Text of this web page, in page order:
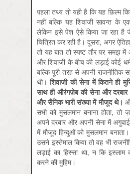
पहला तथ्य तो यही है कि यह फ़िल्म
नहीं बल्कि यह शिवाजी सावन्त के
लेकिन इसे पेश ऐसे किया जा रहा है
चित्रित कर रही है। दूसरा, अगर
तो यह बात तो स्पष्ट तौर पर समझ
और शिवाजी के बीच की लड़ाई कोई
बल्कि पूरी तरह से अपनी राजनीतिक
थी।शिवाजीकीसेनामेंकितनेही
साथही औरंगज़ेबकीसेना औरदरबार
औरसैनिकभारीसंख्यामेंमौजूदथे।
सभी को मुसलमान बनाना होता, तो
अपने दरबार और अपनी सेना में
में मौजूद हिन्दुओं को मुसलमान
उसने इस्तेमाल किया तो वह भी
लड़ाई का हिस्सा था, न कि इस्लाम
करने की मुहिम।